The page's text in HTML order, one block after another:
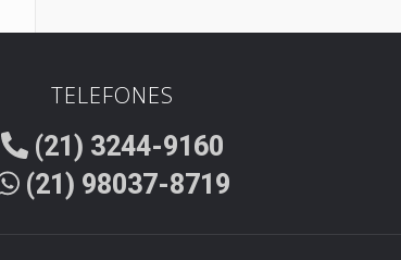
TELEFONES
(21) 3244-9160
(21) 98037-8719